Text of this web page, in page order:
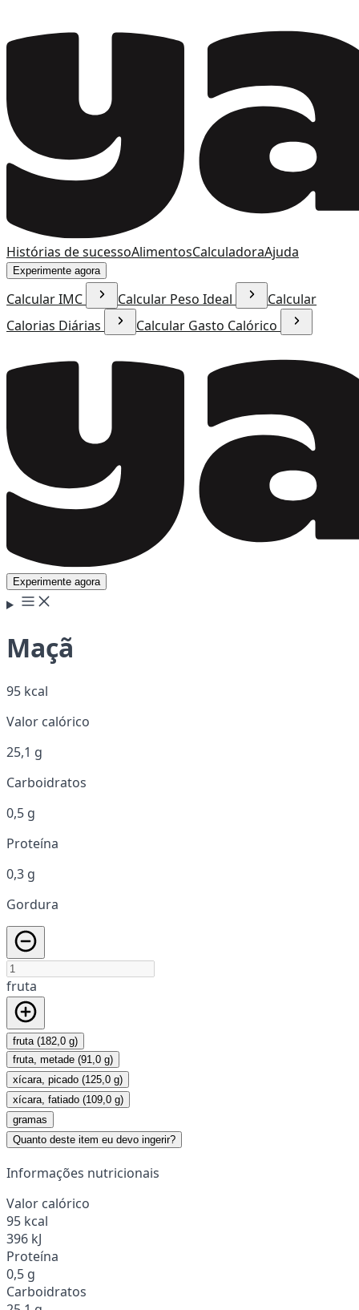
Histórias de sucessoAlimentosCalculadoraAjuda
Experimente agora
Calcular IMC Calcular Peso Ideal
Calcular
Calorias Diárias
Calcular Gasto Calórico
Experimente agora
Maçã
95 kcal
Valor calórico
25,1 g
Carboidratos
0,5 g
Proteína
0,3 g
Gordura
fruta
fruta (182,0 g)
fruta, metade (91,0 g)
xícara, picado (125,0 g)
xícara, fatiado (109,0 g)
gramas
Quanto deste item eu devo ingerir?
Informações nutricionais
Valor calórico
95 kcal
396 kJ
Proteína
0,5 g
Carboidratos